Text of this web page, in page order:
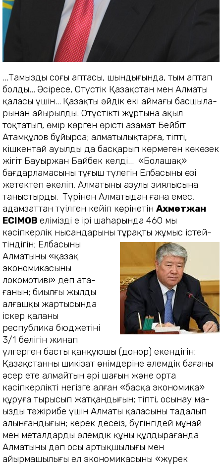
...Тамыздың соңғы аптасы, шындығында, тым аптап
болды... Әсіресе, Оңтүстік Қазақстан мен Алматы
қаласы үшін... Қазақтың әйдік екі аймағы басшы­ла­
рынан айырылды. Оңтүстіктің жұр­тына ақыл
тоқтатып, өмір көр­ген өрісті азамат Бейбіт
Атамқұлов бұйырса; алматы­лықтарға, тіпті,
кішкентай ауылды да басқарып көрмеген көкөзек
жігіт Бауыржан Байбек келді... «Болашақ»
бағдарламасының тұңғыш түлегін Елбасының өзі
жетектеп әкеліп, Алматының азулы зиялысына
таныстырды. Түрінен Алматыдан ғана емес,
адамзаттан түңілген кейіп көрінетін Ахметжан
ЕСІМОВ еліміздің ең ірі ша­һарында 460 мың
кәсіпкерлік ны­сандарының тұрақты жұмыс істей­
тін­дігін; Елбасының
Алматыны «қазақ
экономикасының
локомотиві» деп ата­
ғанын; биылғы жылдың
алғашқы жартысында
іскер қаланың
республика бюджетінің
3/1 бөлігін жинап
үлгерген басты қанқұюшы (донор) ек­ендігін;
Қазақстанның шикізат өнім­деріне әлемдік бағаның
әсер ете алмайтын әрі шағын және ор­та
кәсіпкерлікті негізге алған «бас­қа экономика»
құруға тырысып жатқандығын; тіпті, осынау маң­
ыз­ды тәжірибе үшін Алматы қала­сы­ның таңдалып
алынғандығын; ке­рек десеңіз, бүгінгідей мұнай
мен металдардың әлемдік құны құл­ды­ра­ғанда
Алматының дәп осы артық­шы­лығы мен
айырмашылығы ел эко­номикасының «жүрек